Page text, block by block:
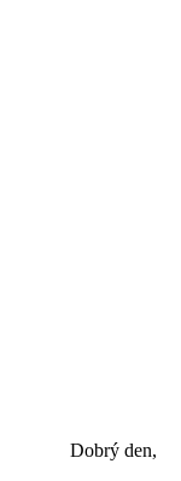
Dobrý den,